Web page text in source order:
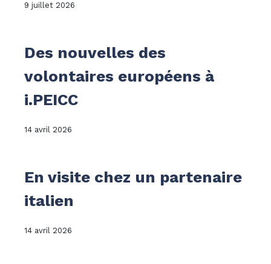
9 juillet 2026
Des nouvelles des
volontaires européens à
i.PEICC
14 avril 2026
En visite chez un partenaire
italien
14 avril 2026